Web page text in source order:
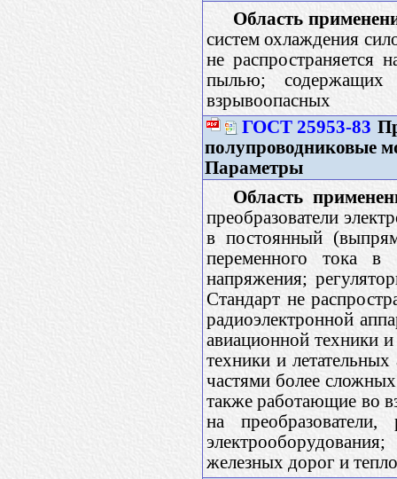
Область
систем охлаждения
не распространяется
пылью;
взрывоопасных
ГОСТ 25953-83
полупроводниковые
Параметры
Область
преобразователи
в постоянный
переменного тока в
напряжения;
Стандарт не
радиоэлектронной
авиационной техники и
техники и
частями более
также работающие во
на
железных дорог и